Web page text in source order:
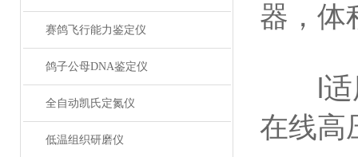
赛鸽飞行能力鉴定仪
鸽子公母DNA鉴定仪
全自动凯氏定氮仪
低温组织研磨仪
器，体
l适用
在线高